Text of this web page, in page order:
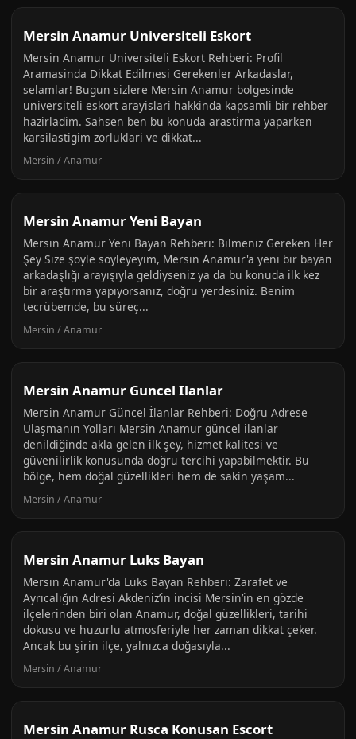
Mersin Anamur Universiteli Eskort
Mersin Anamur Universiteli Eskort Rehberi: Profil
Aramasinda Dikkat Edilmesi Gerekenler Arkadaslar,
selamlar! Bugun sizlere Mersin Anamur bolgesinde
universiteli eskort arayislari hakkinda kapsamli bir rehber
hazirladim. Sahsen ben bu konuda arastirma yaparken
karsilastigim zorluklari ve dikkat...
Mersin / Anamur
Mersin Anamur Yeni Bayan
Mersin Anamur Yeni Bayan Rehberi: Bilmeniz Gereken Her
Şey Size şöyle söyleyeyim, Mersin Anamur'a yeni bir bayan
arkadaşlığı arayışıyla geldiyseniz ya da bu konuda ilk kez
bir araştırma yapıyorsanız, doğru yerdesiniz. Benim
tecrübemde, bu süreç...
Mersin / Anamur
Mersin Anamur Guncel Ilanlar
Mersin Anamur Güncel İlanlar Rehberi: Doğru Adrese
Ulaşmanın Yolları Mersin Anamur güncel ilanlar
denildiğinde akla gelen ilk şey, hizmet kalitesi ve
güvenilirlik konusunda doğru tercihi yapabilmektir. Bu
bölge, hem doğal güzellikleri hem de sakin yaşam...
Mersin / Anamur
Mersin Anamur Luks Bayan
Mersin Anamur'da Lüks Bayan Rehberi: Zarafet ve
Ayrıcalığın Adresi Akdeniz’in incisi Mersin’in en gözde
ilçelerinden biri olan Anamur, doğal güzellikleri, tarihi
dokusu ve huzurlu atmosferiyle her zaman dikkat çeker.
Ancak bu şirin ilçe, yalnızca doğasıyla...
Mersin / Anamur
Mersin Anamur Rusca Konusan Escort